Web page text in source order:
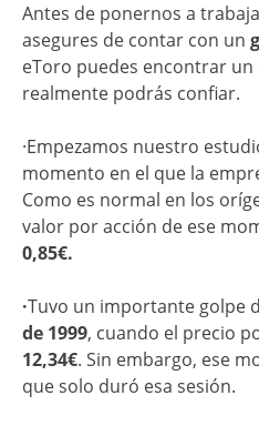
Antes de ponernos a
asegures de contar con un
eToro puedes encontrar
realmente podrás confiar.
·Empezamos nuestro
momento en el que la
Como es normal en los
valor por acción de ese
0,85€.
·Tuvo un importante golpe
de 1999, cuando el precio
12,34€. Sin embargo, ese
que solo duró esa sesión.